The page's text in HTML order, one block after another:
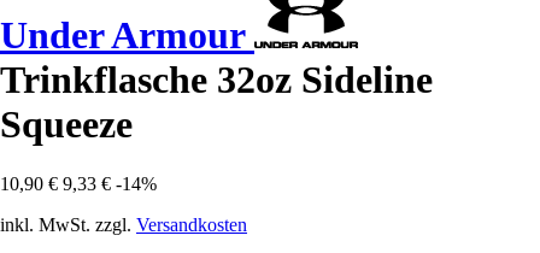
Under Armour
Trinkflasche 32oz Sideline
Squeeze
10,90 € 9,33 € -14%
inkl. MwSt. zzgl. Versandkosten